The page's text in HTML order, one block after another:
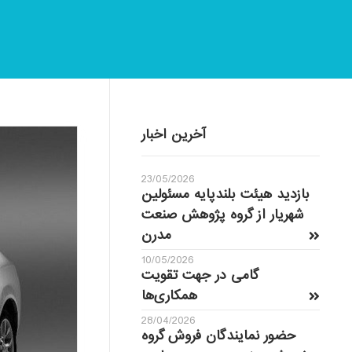
آخرین اخبار
23/05/2026
بازدید هیئت بلندپایه مسئولین
شهریار از گروه پژوهش صنعت
مدرن
10/05/2026
گامی در جهت تقویت
همکاری‌ها
28/04/2026
حضور نمایندگان فروش گروه